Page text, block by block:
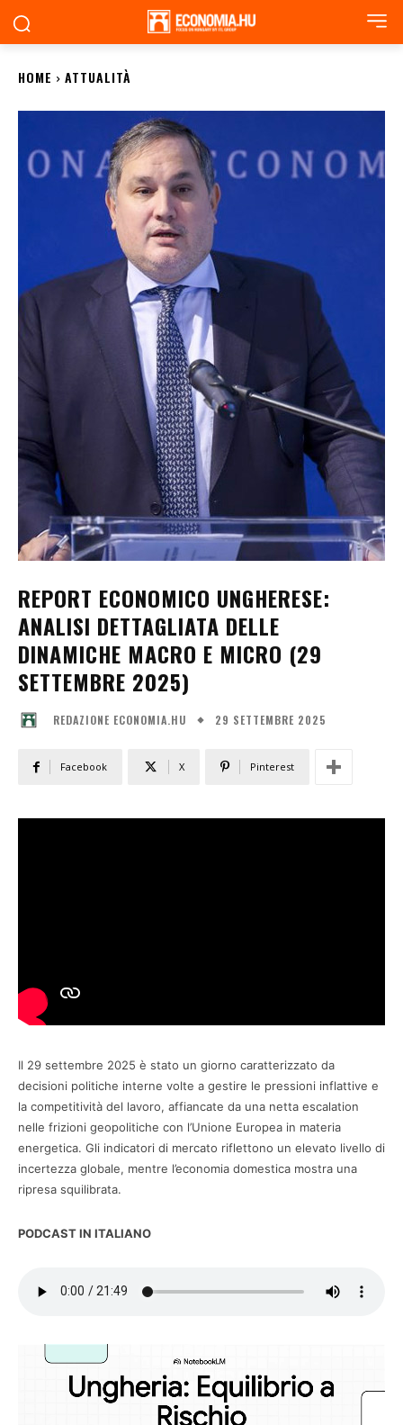
HOME ATTUALITÀ
REPORT ECONOMICO UNGHERESE:
ANALISI DETTAGLIATA DELLE
DINAMICHE MACRO E MICRO (29
SETTEMBRE 2025)
REDAZIONE ECONOMIA.HU 29 SETTEMBRE 2025
Facebook X Pinterest
Il 29 settembre 2025 è stato un giorno caratterizzato da
decisioni politiche interne volte a gestire le pressioni inflattive e
la competitività del lavoro, affiancate da una netta escalation
nelle frizioni geopolitiche con l’Unione Europea in materia
energetica. Gli indicatori di mercato riflettono un elevato livello di
incertezza globale, mentre l’economia domestica mostra una
ripresa squilibrata.
PODCAST IN ITALIANO